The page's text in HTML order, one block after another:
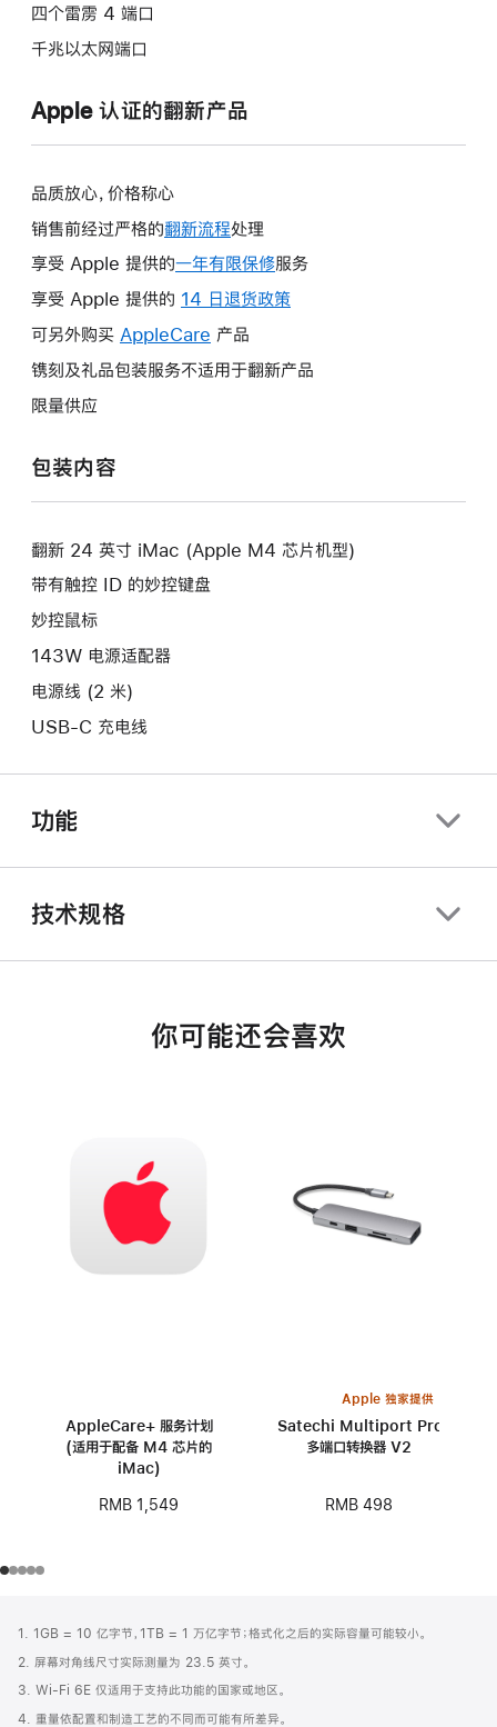
四个雷雳 4 端口
千兆以太网端口
Apple 认证的翻新产品
品质放心，价格称心
销售前经过严格的翻新流程处理
享受 Apple 提供的一年有限保修此
操
打
服务
享受 Apple 提供的 14 日退货政策
将
口。
可另外购买 AppleCare 此
操
新
窗
产品
镌刻及礼品包装服务不适用于翻新产品
限量供应
包装内容
翻新 24 英寸 iMac (Apple M4 芯片机型)
带有触控 ID 的妙控键盘
妙控鼠标
143W 电源适配器
电源线 (2 米)
USB-C 充电线
功能
技术规格
你可能还会喜欢
AppleCare+ 服务计划
(适用于配备 M4 芯片的
iMac)
RMB 1,549
Apple 独家提供
Satechi Multiport Pro
多端口转换器 V2
RMB 498
页
脚
注
1. 1GB = 10 亿字节，1TB = 1 万亿字节；格式化之后的实际容量可能较小。
2. 屏幕对角线尺寸实际测量为 23.5 英寸。
3. Wi-Fi 6E 仅适用于支持此功能的国家或地区。
4. 重量依配置和制造工艺的不同而可能有所差异。